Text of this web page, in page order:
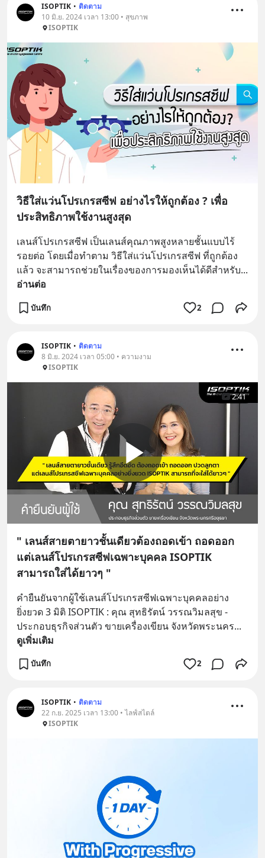
ISOPTIK • ติดตาม
10 มิ.ย. 2024 เวลา 13:00 • สุขภาพ
ISOPTIK
วิธีใส่แว่นโปรเกรสซีฟ อย่างไรให้ถูกต้อง ? เพื่อ
ประสิทธิภาพใช้งานสูงสุด
เลนส์โปรเกรสซีฟ เป็นเลนส์คุณภาพสูงหลายชั้นแบบไร้
รอยต่อ โดยเมื่อทำตาม วิธีใส่แว่นโปรเกรสซีฟ ที่ถูกต้อง
แล้ว จะสามารถช่วยในเรื่องของการมองเห็นได้ดีสำหรับ
อ่านต่อ
บันทึก 2
ISOPTIK • ติดตาม
8 มิ.ย. 2024 เวลา 05:00 • ความงาม
ISOPTIK
2:41
" เลนส์สายตายาวชั้นเดียวต้องถอดเข้า ถอดออก
แต่เลนส์โปรเกรสซีฟเฉพาะบุคคล ISOPTIK
สามารถใส่ได้ยาวๆ "
คำยืนยันจากผู้ใช้เลนส์โปรเกรสซีฟเฉพาะบุคคลอย่าง
ยิ่งยวด 3 มิติ ISOPTIK : คุณ สุทธิรัตน์ วรรณวิมลสุข -
ประกอบธุรกิจส่วนตัว ขายเครื่องเขียน จังหวัดพระนคร...
ดูเพิ่มเติม
บันทึก 2
ISOPTIK • ติดตาม
22 ก.ย. 2025 เวลา 13:00 • ไลฟ์สไตล์
ISOPTIK